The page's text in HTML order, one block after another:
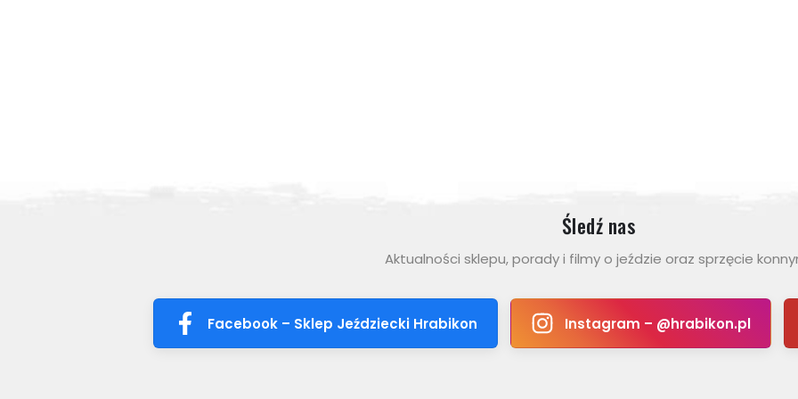
Śledź nas
Aktualności sklepu, porady i filmy o jeździe oraz sprzęcie
Facebook – Sklep Jeździecki Hrabikon Instagram – @hrabikon.pl